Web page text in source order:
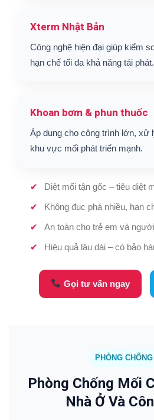
Xterm Nhật Bản
Công nghệ hiện đại giúp kiểm
hạn chế tối đa khả năng tái phát.
Khoan bơm & phun thuốc
Áp dụng cho công trình lớn, xử
khu vực mối phát triển mạnh.
Diệt mối tận gốc – tiêu diệt
Không đục phá nhiều, hạn
An toàn cho trẻ em và
Hiệu quả lâu dài – có bảo
Gọi tư vấn ngay
PHÒNG CHỐNG
Phòng Chống Mối
Nhà Ở Và